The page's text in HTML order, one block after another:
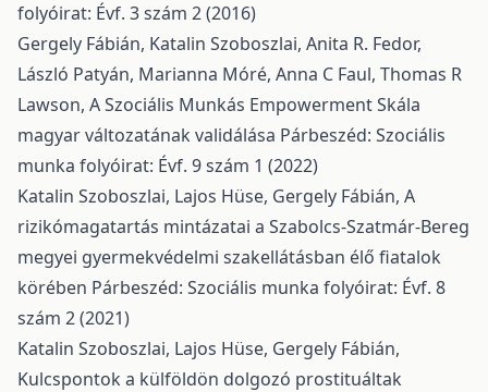
folyóirat: Évf. 3 szám 2 (2016)
Gergely Fábián, Katalin Szoboszlai, Anita R. Fedor,
László Patyán, Marianna Móré, Anna C Faul, Thomas R
Lawson, A Szociális Munkás Empowerment Skála
magyar változatának validálása Párbeszéd: Szociális
munka folyóirat: Évf. 9 szám 1 (2022)
Katalin Szoboszlai, Lajos Hüse, Gergely Fábián, A
rizikómagatartás mintázatai a Szabolcs-Szatmár-Bereg
megyei gyermekvédelmi szakellátásban élő fiatalok
körében Párbeszéd: Szociális munka folyóirat: Évf. 8
szám 2 (2021)
Katalin Szoboszlai, Lajos Hüse, Gergely Fábián,
Kulcspontok a külföldön dolgozó prostituáltak